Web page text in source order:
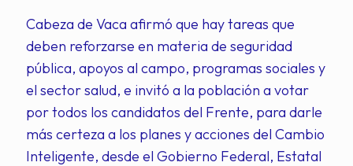
Cabeza de Vaca afirmó que hay tareas que
deben reforzarse en materia de seguridad
pública, apoyos al campo, programas sociales y
el sector salud, e invitó a la población a votar
por todos los candidatos del Frente, para darle
más certeza a los planes y acciones del Cambio
Inteligente, desde el Gobierno Federal, Estatal